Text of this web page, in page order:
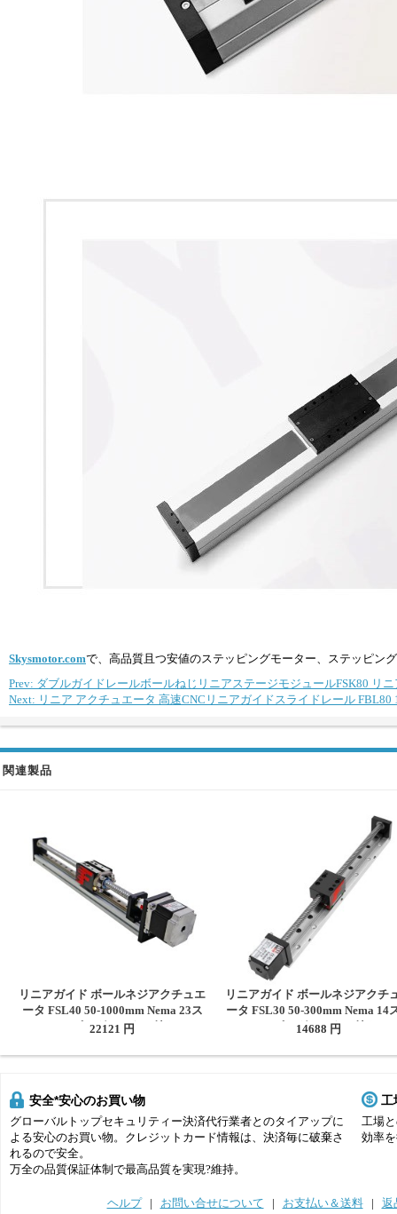
Skysmotor.comで、高品質且つ安値のステッピングモーター、ステッピン
Prev: ダブルガイドレールボールねじリニアステージモジュールFSK80 リ
Next: リニア アクチュエータ 高速CNCリニアガイドスライドレール FBL80
関連製品
リニアガイド ボールネジアクチュエ
ータ FSL40 50-1000mm Nema 23ス
テッピングモーター付き
22121 円
リニアガイド ボールネジアクチ
ータ FSL30 50-300mm Nema 14
ッピングモーター付き
14688 円
安全*安心のお買い物
グローバルトップセキュリティー決済代行業者とのタイアップに
よる安心のお買い物。クレジットカード情報は、決済毎に破棄さ
れるので安全。
万全の品質保証体制で最高品質を実現?維持。
工
工場
効率
ヘルプ | お問い合せについて | お支払い＆送料 | 返